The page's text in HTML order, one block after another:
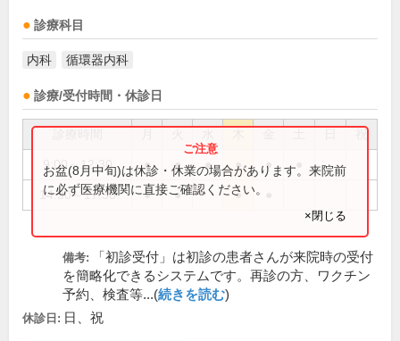
診療科目
内科 循環器内科
診療/受付時間・休診日
祝
9:00～12:30 ● ● ● ● ●
14:30～17:30 ● ● ●
お盆(8月中旬)は休診・休業の場合があります。来院前
に必ず医療機関に直接ご確認ください。
×閉じる
備考:
「初診受付」は初診の患者さんが来院時の受付
を簡略化できるシステムです。再診の方、ワクチン
予約、検査等...(続きを読む)
休診日: 日、祝